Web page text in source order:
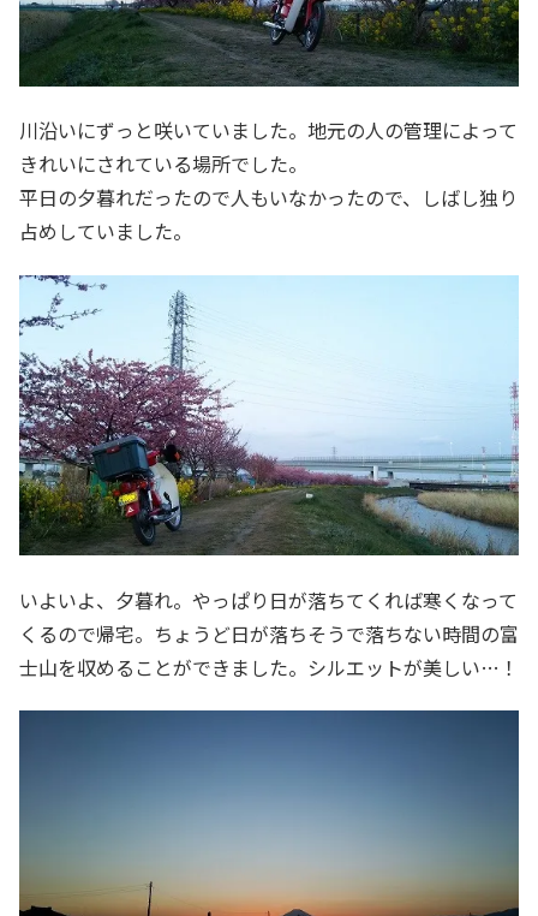
川沿いにずっと咲いていました。地元の人の管理によって
きれいにされている場所でした。
平日の夕暮れだったので人もいなかったので、しばし独り
占めしていました。
いよいよ、夕暮れ。やっぱり日が落ちてくれば寒くなって
くるので帰宅。ちょうど日が落ちそうで落ちない時間の富
士山を収めることができました。シルエットが美しい…！